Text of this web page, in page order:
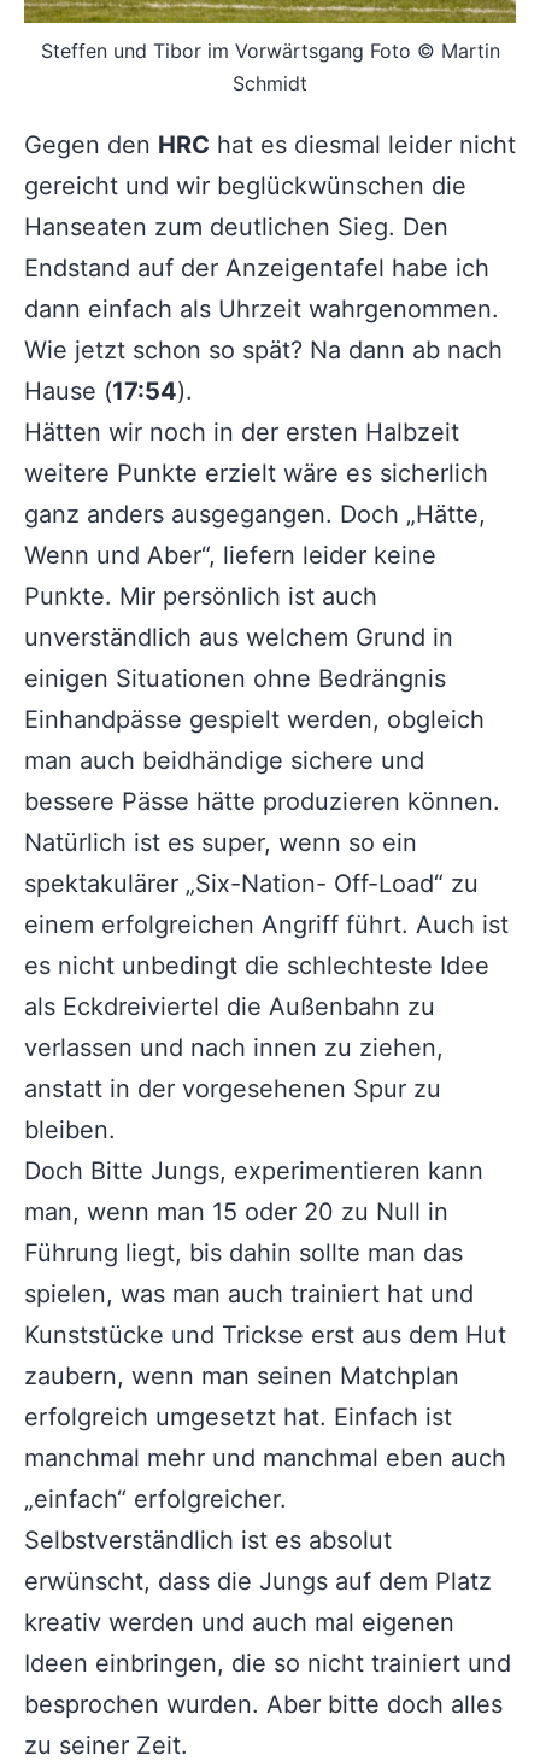
Steffen und Tibor im Vorwärtsgang Foto © Martin
Schmidt
Gegen den HRC hat es diesmal leider nicht
gereicht und wir beglückwünschen die
Hanseaten zum deutlichen Sieg. Den
Endstand auf der Anzeigentafel habe ich
dann einfach als Uhrzeit wahrgenommen.
Wie jetzt schon so spät? Na dann ab nach
Hause (17:54).
Hätten wir noch in der ersten Halbzeit
weitere Punkte erzielt wäre es sicherlich
ganz anders ausgegangen. Doch „Hätte,
Wenn und Aber“, liefern leider keine
Punkte. Mir persönlich ist auch
unverständlich aus welchem Grund in
einigen Situationen ohne Bedrängnis
Einhandpässe gespielt werden, obgleich
man auch beidhändige sichere und
bessere Pässe hätte produzieren können.
Natürlich ist es super, wenn so ein
spektakulärer „Six-Nation- Off-Load“ zu
einem erfolgreichen Angriff führt. Auch ist
es nicht unbedingt die schlechteste Idee
als Eckdreiviertel die Außenbahn zu
verlassen und nach innen zu ziehen,
anstatt in der vorgesehenen Spur zu
bleiben.
Doch Bitte Jungs, experimentieren kann
man, wenn man 15 oder 20 zu Null in
Führung liegt, bis dahin sollte man das
spielen, was man auch trainiert hat und
Kunststücke und Trickse erst aus dem Hut
zaubern, wenn man seinen Matchplan
erfolgreich umgesetzt hat. Einfach ist
manchmal mehr und manchmal eben auch
„einfach“ erfolgreicher.
Selbstverständlich ist es absolut
erwünscht, dass die Jungs auf dem Platz
kreativ werden und auch mal eigenen
Ideen einbringen, die so nicht trainiert und
besprochen wurden. Aber bitte doch alles
zu seiner Zeit.